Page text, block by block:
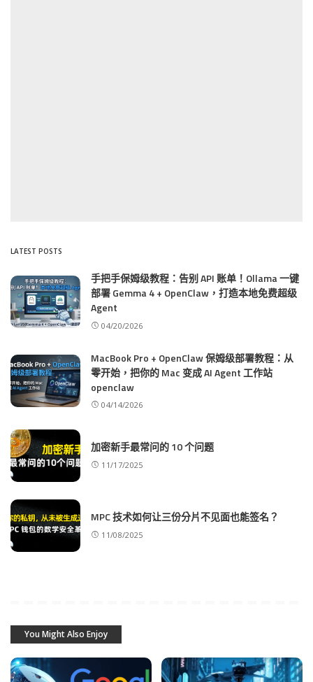
LATEST POSTS
手把手保姆级教程：告别 API 账单！Ollama 一键
部署 Gemma 4 + OpenClaw，打造本地免费超级
Agent
04/20/2026
MacBook Pro + OpenClaw 保姆级部署教程：从
零开始，把你的 Mac 变成 AI Agent 工作站
openclaw
04/14/2026
加密新手最常问的 10 个问题
11/17/2025
MPC 技术如何让三份分片不见面也能签名？
11/08/2025
You Might Also Enjoy